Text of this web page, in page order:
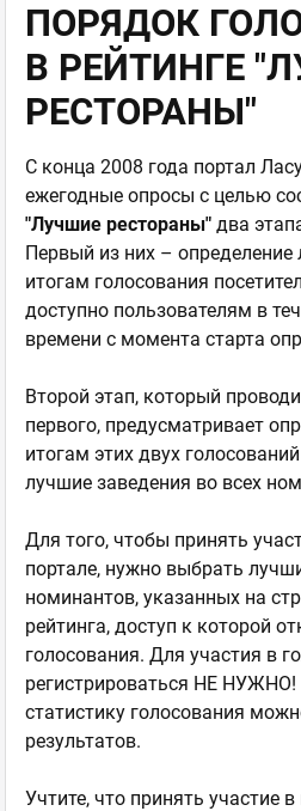
ПОРЯДОК
В РЕЙТИНГЕ
РЕСТОРАНЫ"
С конца 2008 года портал
ежегодные опросы с целью
"Лучшие рестораны" два
Первый из них – определение
итогам голосования
доступно пользователям в
времени с момента старта
Второй этап, который
первого, предусматривает
итогам этих двух
лучшие заведения во всех
Для того, чтобы принять
портале, нужно выбрать
номинантов, указанных на
рейтинга, доступ к которой
голосования. Для участия в
регистрироваться НЕ
статистику голосования
результатов.
Учтите, что принять участие